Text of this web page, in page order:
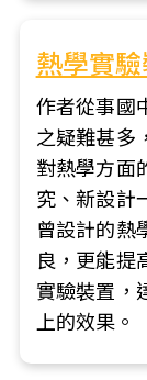
熱學實
作者從事國
之疑難甚多
對熱學方面
究、新設計
曾設計的熱
良，更能提
實驗裝置，
上的效果。